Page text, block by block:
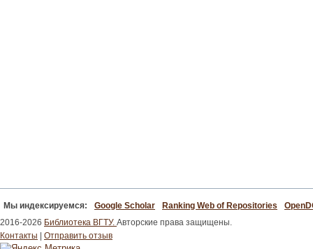
Мы индексируемся: Google Scholar Ranking Web of Repositories
2016-2026 Библиотека ВГТУ. Авторские права защищены.
Контакты
Отправить отзыв